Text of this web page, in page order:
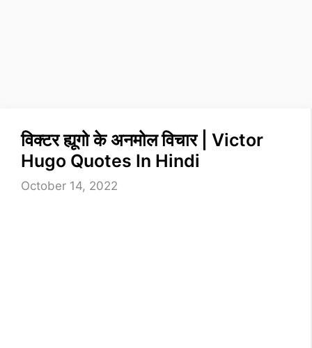
विक्टर ह्यूगो के अनमोल विचार | Victor
Hugo Quotes In Hindi
October 14, 2022